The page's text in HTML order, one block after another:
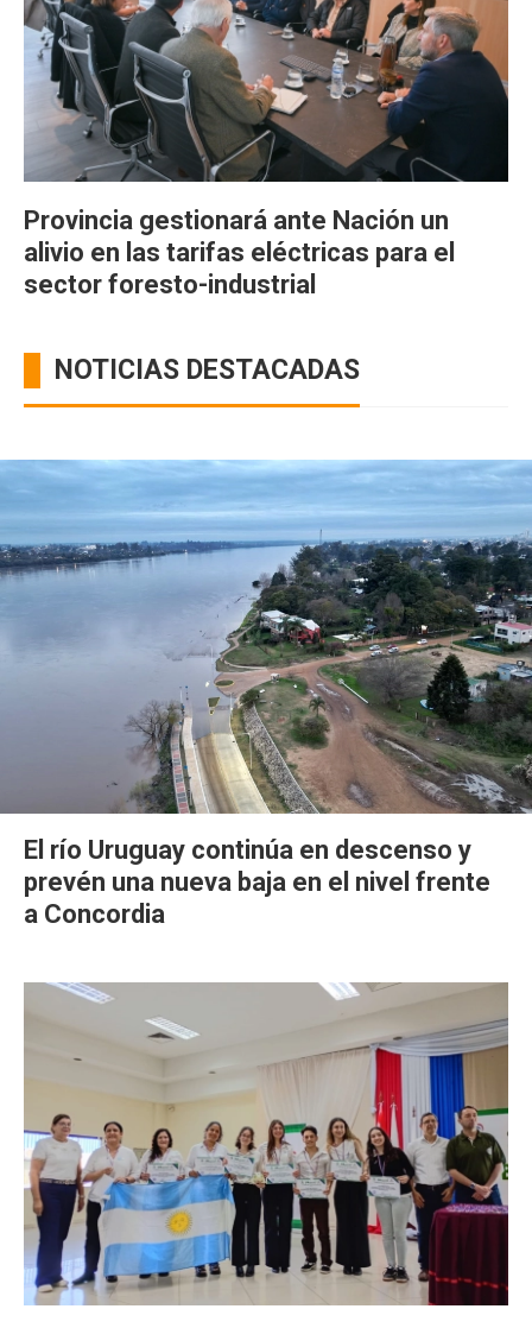
Provincia gestionará ante Nación un
alivio en las tarifas eléctricas para el
sector foresto-industrial
NOTICIAS DESTACADAS
El río Uruguay continúa en descenso y
prevén una nueva baja en el nivel frente
a Concordia